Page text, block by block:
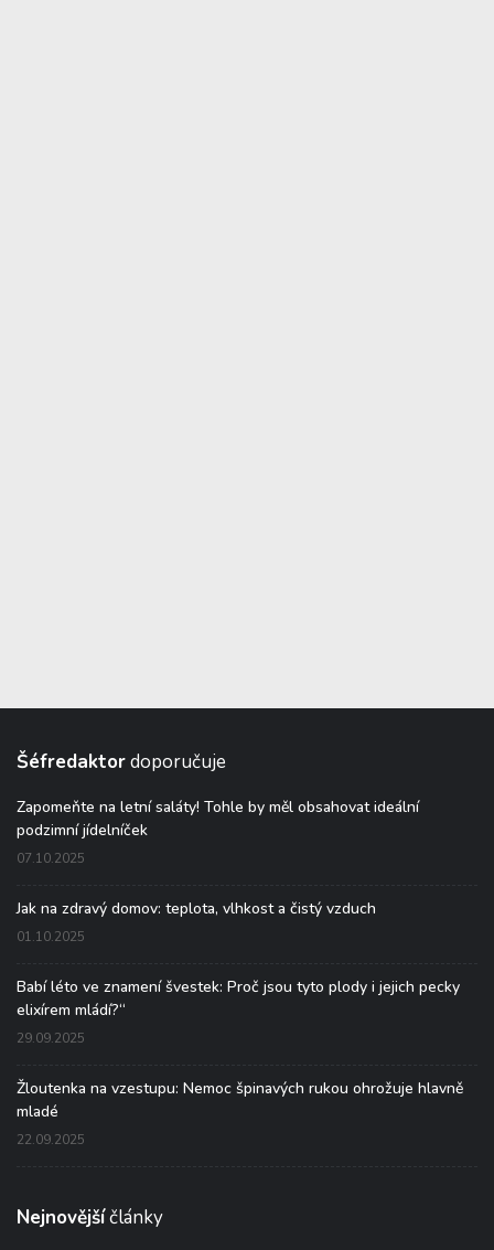
Šéfredaktordoporučuje
Zapomeňte na letní saláty! Tohle by měl obsahovat ideální
podzimní jídelníček
07.10.2025
Jak na zdravý domov: teplota, vlhkost a čistý vzduch
01.10.2025
Babí léto ve znamení švestek: Proč jsou tyto plody i jejich pecky
elixírem mládí?“
29.09.2025
Žloutenka na vzestupu: Nemoc špinavých rukou ohrožuje hlavně
mladé
22.09.2025
Nejnovějšíčlánky